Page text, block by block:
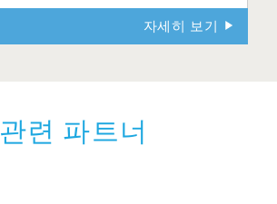
자세히 보기
관련 파트너